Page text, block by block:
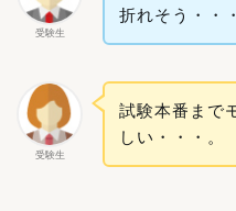
受験生
折れそう・・
受験生
試験本番まで
しい・・・。